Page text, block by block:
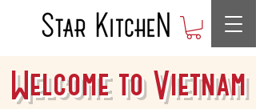
Welcome to Vietnam